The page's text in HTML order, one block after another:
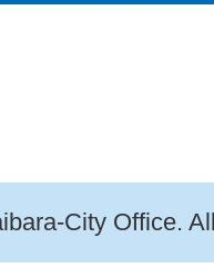
City Office.